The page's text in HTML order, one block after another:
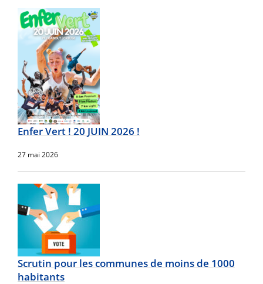
Enfer Vert ! 20 JUIN 2026 !
27 mai 2026
Scrutin pour les communes de moins de 1000
habitants